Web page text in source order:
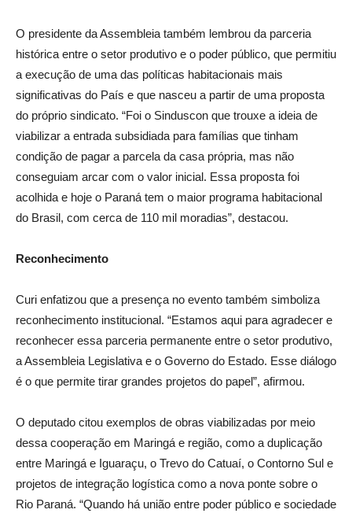
O presidente da Assembleia também lembrou da parceria
histórica entre o setor produtivo e o poder público, que permitiu
a execução de uma das políticas habitacionais mais
significativas do País e que nasceu a partir de uma proposta
do próprio sindicato. “Foi o Sinduscon que trouxe a ideia de
viabilizar a entrada subsidiada para famílias que tinham
condição de pagar a parcela da casa própria, mas não
conseguiam arcar com o valor inicial. Essa proposta foi
acolhida e hoje o Paraná tem o maior programa habitacional
do Brasil, com cerca de 110 mil moradias”, destacou.
Reconhecimento
Curi enfatizou que a presença no evento também simboliza
reconhecimento institucional. “Estamos aqui para agradecer e
reconhecer essa parceria permanente entre o setor produtivo,
a Assembleia Legislativa e o Governo do Estado. Esse diálogo
é o que permite tirar grandes projetos do papel”, afirmou.
O deputado citou exemplos de obras viabilizadas por meio
dessa cooperação em Maringá e região, como a duplicação
entre Maringá e Iguaraçu, o Trevo do Catuaí, o Contorno Sul e
projetos de integração logística como a nova ponte sobre o
Rio Paraná. “Quando há união entre poder público e sociedade